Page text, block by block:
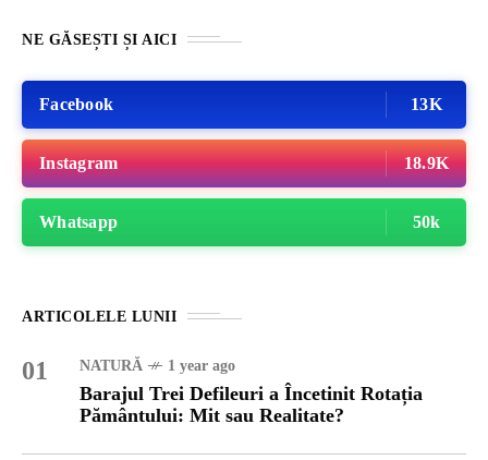
NE GĂSEȘTI ȘI AICI
Facebook 13K
Instagram 18.9K
Whatsapp 50k
ARTICOLELE LUNII
01 NATURĂ 1 year ago
Barajul Trei Defileuri a Încetinit Rotația
Pământului: Mit sau Realitate?